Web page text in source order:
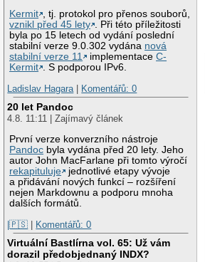
Kermit , tj. protokol pro přenos souborů,
vznikl před 45 lety . Při této příležitosti
byla po 15 letech od vydání poslední
stabilní verze 9.0.302 vydána nová
stabilní verze 11
implementaceC-
Kermit . S podporou IPv6.
Ladislav Hagara | Komentářů: 0
20 let Pandoc
4.8. 11:11 | Zajímavý článek
První verze konverzního nástroje
Pandoc byla vydána před 20 lety. Jeho
autor John MacFarlane při tomto výročí
rekapituluje
jednotlivé etapy vývoje
a přidávání nových funkcí – rozšíření
nejen Markdownu a podporu mnoha
dalších formátů.
|🇵🇸 | Komentářů: 0
Virtuální Bastlírna vol. 65: Už vám
dorazil předobjednaný INDX?